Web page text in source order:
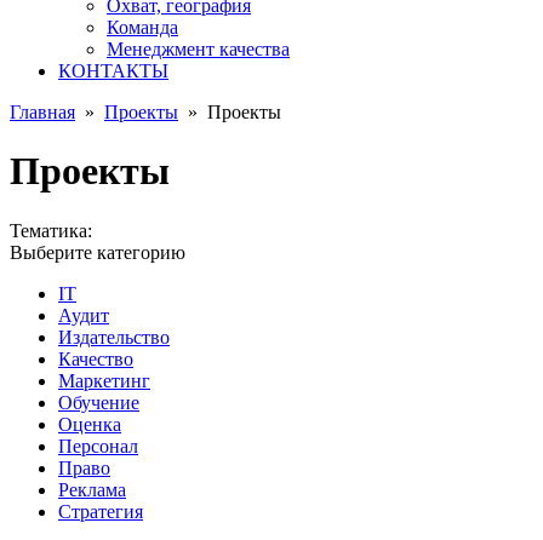
Охват, география
Команда
Менеджмент качества
КОНТАКТЫ
Главная » Проекты » Проекты
Проекты
Тематика:
Выберите категорию
IT
Аудит
Издательство
Качество
Маркетинг
Обучение
Оценка
Персонал
Право
Реклама
Стратегия